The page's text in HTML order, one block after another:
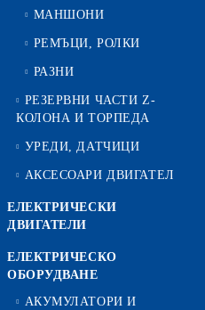
МАНШОНИ
РЕМЪЦИ, РОЛКИ
РАЗНИ
РЕЗЕРВНИ ЧАСТИ Z-
КОЛОНА И ТОРПЕДА
УРЕДИ, ДАТЧИЦИ
АКСЕСОАРИ ДВИГАТЕЛ
ЕЛЕКТРИЧЕСКИ
ДВИГАТЕЛИ
ЕЛЕКТРИЧЕСКО
ОБОРУДВАНЕ
АКУМУЛАТОРИ И